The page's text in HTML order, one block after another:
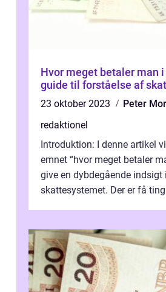
Hvor meget betaler man i
guide til forståelse af
23 oktober 2023
Peter
redaktionel
Introduktion: I denne artikel
emnet “hvor meget betaler
give en dybdegående indsigt i
skattesystemet. Der er få